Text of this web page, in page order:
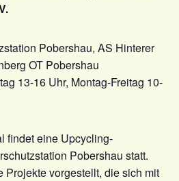
Pobershau, AS Hinterer
OT Pobershau
13-16 Uhr, Montag-Freitag 10-
findet eine Upcycling-
Pobershau statt.
Projekte vorgestellt, die sich mit